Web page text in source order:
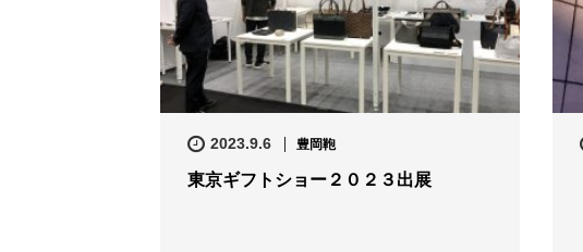
2023.9.6 豊岡鞄
東京ギフトショー２０２３出展